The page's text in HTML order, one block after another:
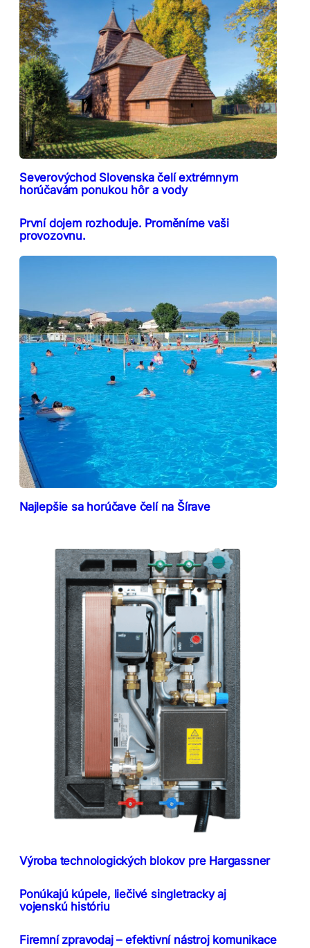
Severovýchod Slovenska čelí extrémnym
horúčavám ponukou hôr a vody
První dojem rozhoduje. Proměníme vaši
provozovnu.
Najlepšie sa horúčave čelí na Šírave
Výroba technologických blokov pre Hargassner
Ponúkajú kúpele, liečivé singletracky aj
vojenskú históriu
Firemní zpravodaj – efektivní nástroj komunikace